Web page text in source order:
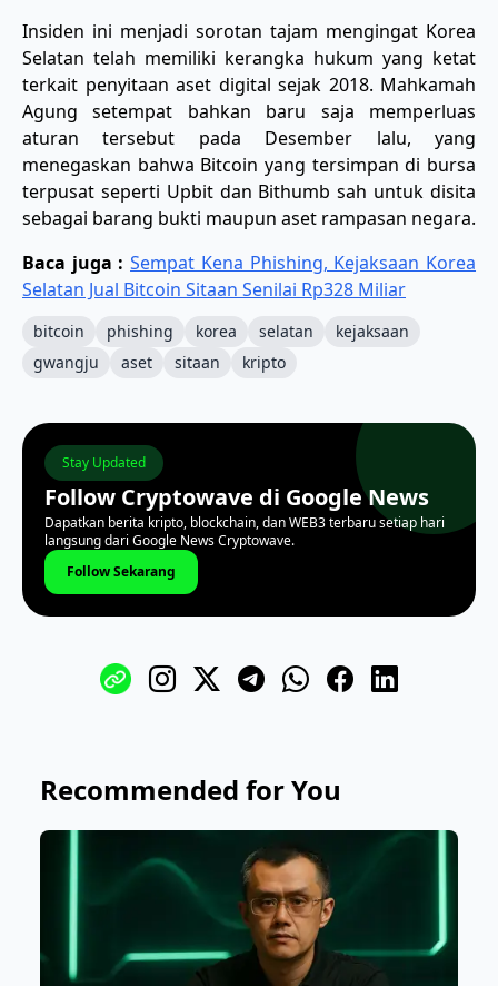
​Insiden ini menjadi sorotan tajam mengingat Korea
Selatan telah memiliki kerangka hukum yang ketat
terkait penyitaan aset digital sejak 2018. Mahkamah
Agung setempat bahkan baru saja memperluas
aturan tersebut pada Desember lalu, yang
menegaskan bahwa Bitcoin yang tersimpan di bursa
terpusat seperti Upbit dan Bithumb sah untuk disita
sebagai barang bukti maupun aset rampasan negara.
Baca juga :Sempat Kena Phishing, Kejaksaan Korea
Selatan Jual Bitcoin Sitaan Senilai Rp328 Miliar
bitcoin phishing korea selatan
kejaksaan
gwangju
aset sitaan kripto
Stay Updated
Follow Cryptowave di Google News
Dapatkan berita kripto, blockchain, dan WEB3 terbaru setiap hari
langsung dari Google News Cryptowave.
Follow Sekarang
Recommended for You